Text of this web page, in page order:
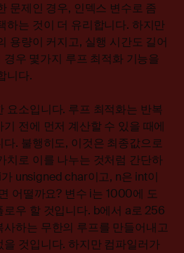
문제인 경우, 인덱스 변수로 좀
하는 것이 더 유리합니다. 하지만
용량이 커지고, 실행 시간도 길어
우 몇가지 루프 최적화 기능을
니다.
요소입니다. 루프 최적화는 반복
전에 먼저 계산할 수 있을 때에
. 불행히도, 이것은 최종값으로
치로 이를 나누는 것처럼 간단하
unsigned char이고, n은 int이
어떨까요? 변수 i는 1000에 도
로우 할 것입니다. b에서 a로 256
하는 무한의 루프를 만들어내고
것입니다. 하지만 컴파일러가